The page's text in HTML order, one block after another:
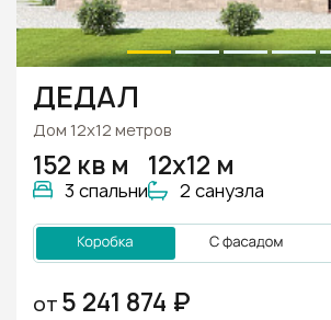
ДЕДАЛ
Дом 12х12 метров
152 кв м
3 спальни
12х12 м
2 санузла
ОТ 5 241 874 ₽